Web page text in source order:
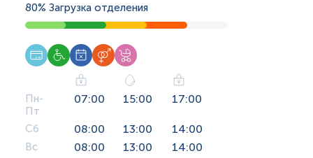
80% Загрузка отделения
Пн-
Пт
07:00 15:00 17:00
Сб 08:00 13:00 14:00
Вс 08:00 13:00 14:00